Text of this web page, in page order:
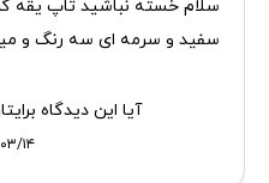
سفید و سرمه ای سه رنگ و
آیا این دیدگاه